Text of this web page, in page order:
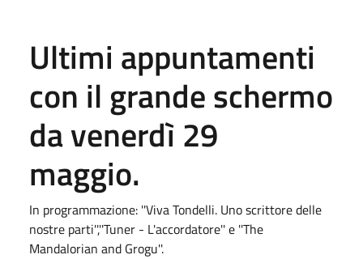
Ultimi appuntamenti
con il grande schermo
da venerdì 29
maggio.
In programmazione: ''Viva Tondelli. Uno scrittore delle
nostre parti'',''Tuner - L'accordatore'' e ''The
Mandalorian and Grogu''.